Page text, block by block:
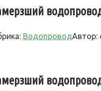
ВодопроводАвтор: